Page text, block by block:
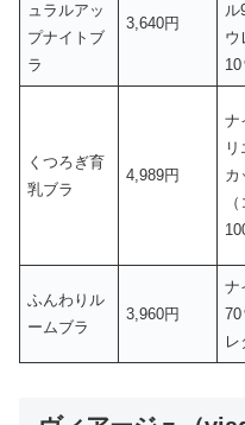
ュラルアッ
プナイトブ
ラ
3,640円
ル
ウ
10
くつろぎ育
乳ブラ
4,989円
ナ
カ
ふんわりル
ームブラ
3,960円
ナ
70
レ